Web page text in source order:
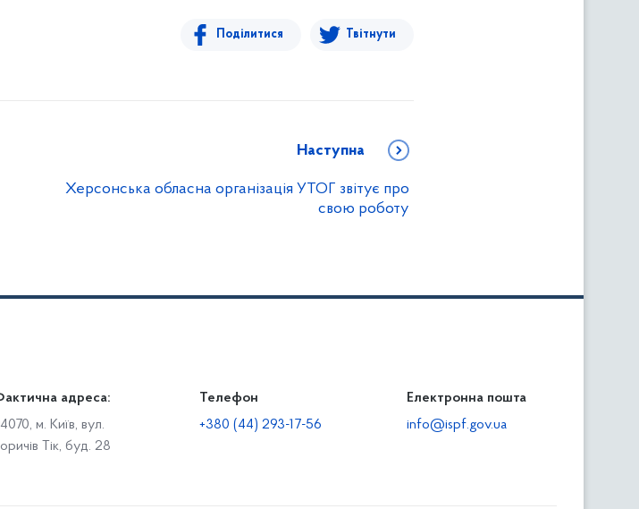
Поділитися Твітнути
Наступна
Херсонська обласна організація УТОГ звітує про
свою роботу
на отримання публічної
Діяльність
Роботодавцям
адреса:
м. Київ, вул.
Тік, буд. 28
Телефон
+380 (44) 293-17-56
Електронна пошта
info@ispf.gov.ua